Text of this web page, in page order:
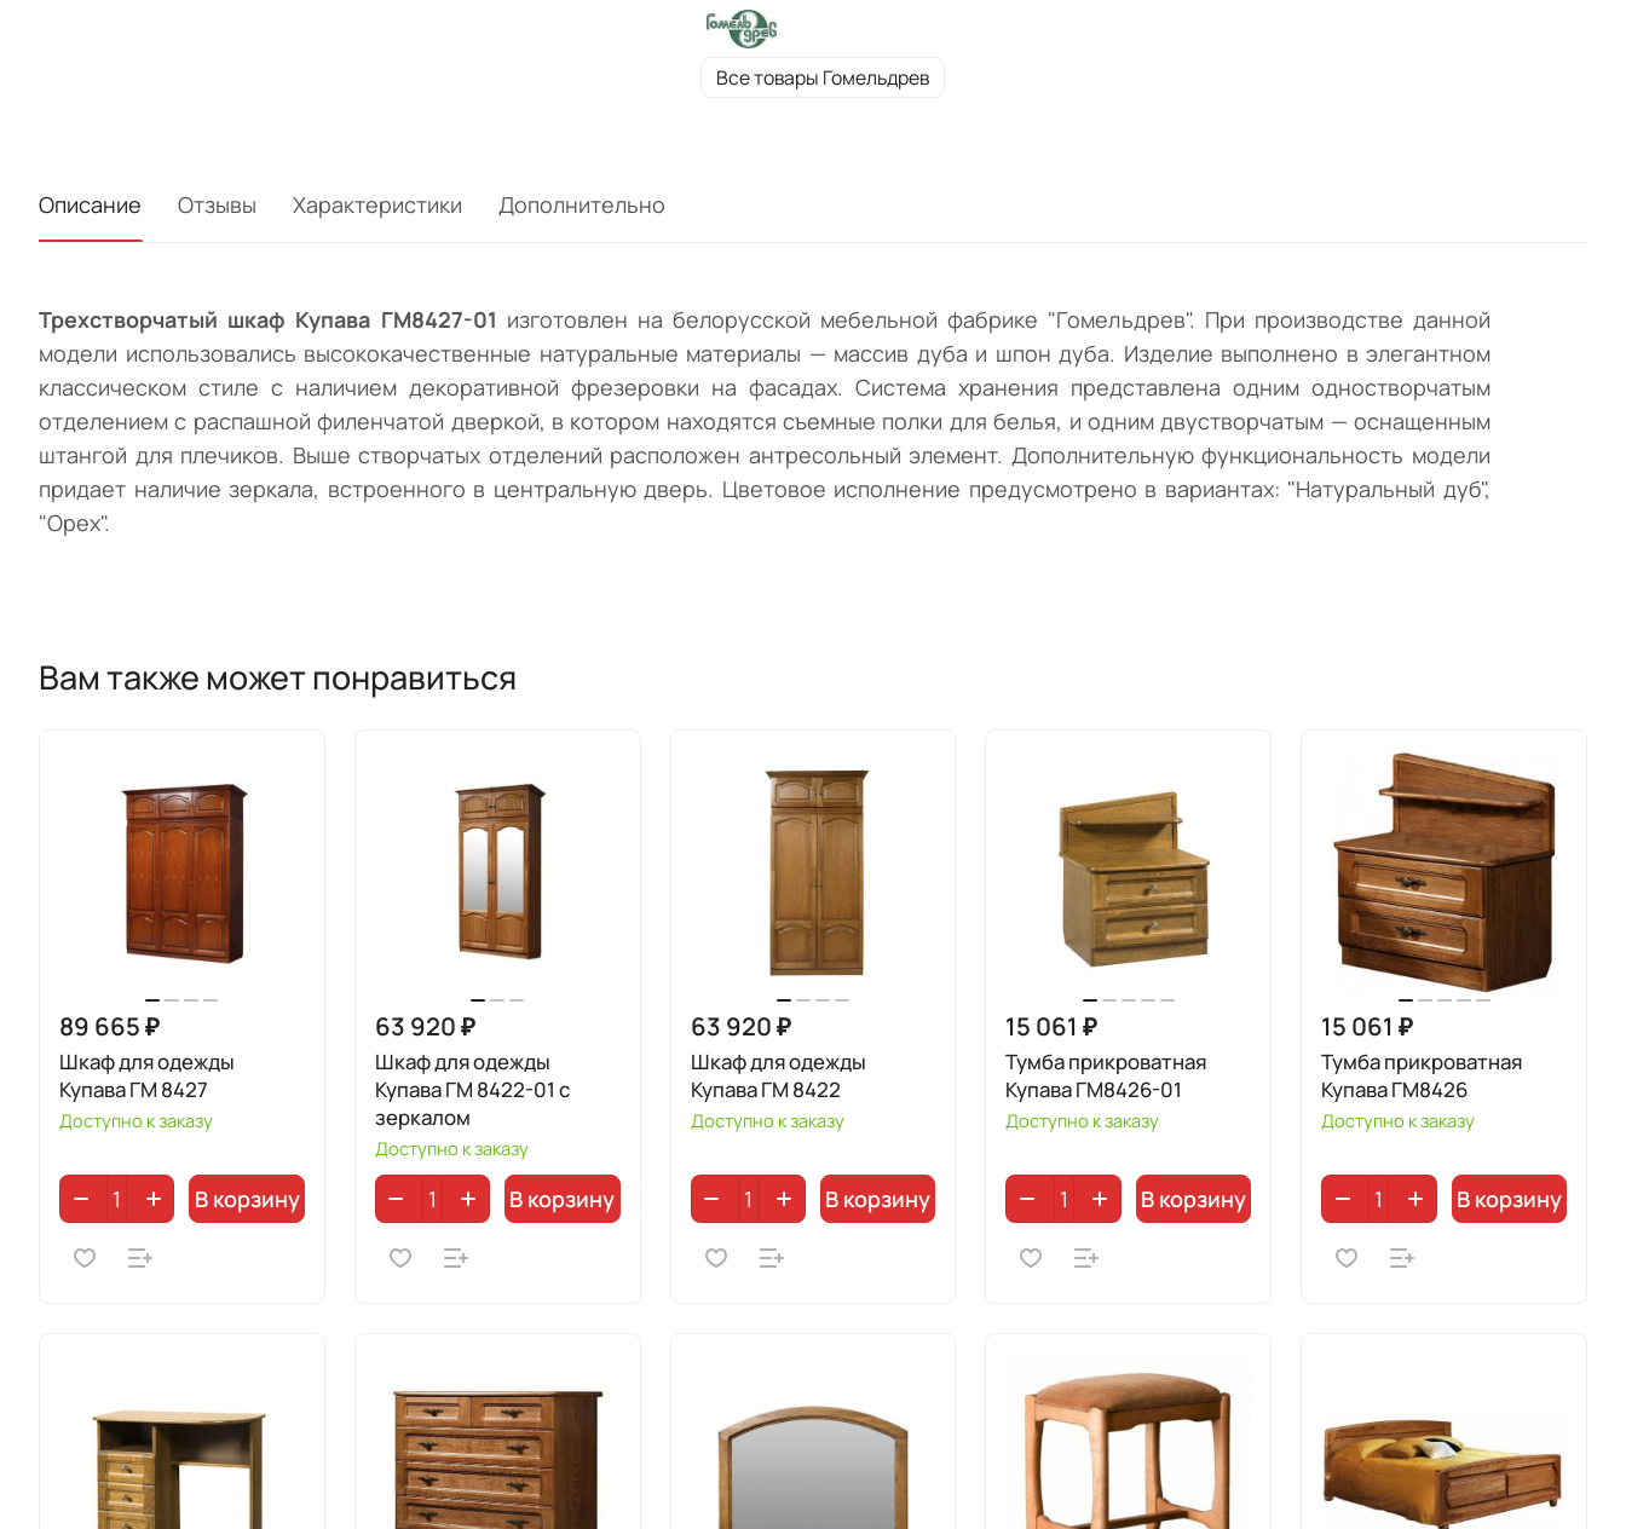
Все товары Гомельдрев
Описание Отзывы Характеристики Дополнительно
Трехстворчатый шкаф Купава ГМ8427-01 изготовлен на белорусской мебельной фабрике "Гомельдрев". При производстве данной
модели использовались высококачественные натуральные материалы — массив дуба и шпон дуба. Изделие выполнено в элегантном
классическом стиле с наличием декоративной фрезеровки на фасадах. Система хранения представлена одним одностворчатым
отделением с распашной филенчатой дверкой, в котором находятся съемные полки для белья, и одним двустворчатым — оснащенным
штангой для плечиков. Выше створчатых отделений расположен антресольный элемент. Дополнительную функциональность модели
придает наличие зеркала, встроенного в центральную дверь. Цветовое исполнение предусмотрено в вариантах: "Натуральный дуб",
"Орех".
Вам также может понравиться
89 665 ₽
Шкаф для одежды
Купава ГМ 8427
Доступно к заказу
В корзину
63 920 ₽
Шкаф для одежды
Купава ГМ 8422-01 с
зеркалом
Доступно к заказу
В корзину
63 920 ₽
Шкаф для одежды
Купава ГМ 8422
Доступно к заказу
В корзину
15 061 ₽
Тумба прикроватная
Купава ГМ8426-01
Доступно к заказу
В корзину
15 061 ₽
Тумба прикроватная
Купава ГМ8426
Доступно к заказу
В корзину